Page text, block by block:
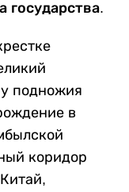
государства.
подножия
в
коридор